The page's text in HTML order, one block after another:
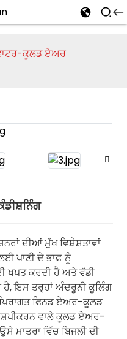
ਕੂਲਡ ਏਅਰ
ਦੀਆਂ ਮੁੱਖ ਵਿਸ਼ੇਸ਼ਤਾਵਾਂ
ਪਾਣੀ ਦੇ ਭਾਫ਼ ਨੂੰ
ਖਪਤ ਕਰਦੀ ਹੈ ਅਤੇ ਵੱਡੀ
ਹੈ, ਇਸ ਤਰ੍ਹਾਂ ਅੰਦਰੂਨੀ ਕੂਲਿੰਗ
ਫਿਨਡ ਏਅਰ-ਕੂਲਡ
ਵਾਲੇ ਕੂਲਡ ਏਅਰ-
ਮਾਤਰਾ ਵਿੱਚ ਬਿਜਲੀ ਦੀ